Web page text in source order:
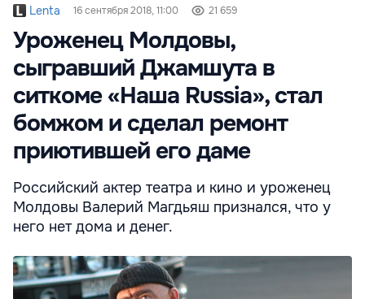
Lenta 16 сентября 2018, 11:00 21 659
Уроженец Молдовы,
сыгравший Джамшута в
ситкоме «Наша Russia», стал
бомжом и сделал ремонт
приютившей его даме
Российский актер театра и кино и уроженец
Молдовы Валерий Магдьяш признался, что у
него нет дома и денег.